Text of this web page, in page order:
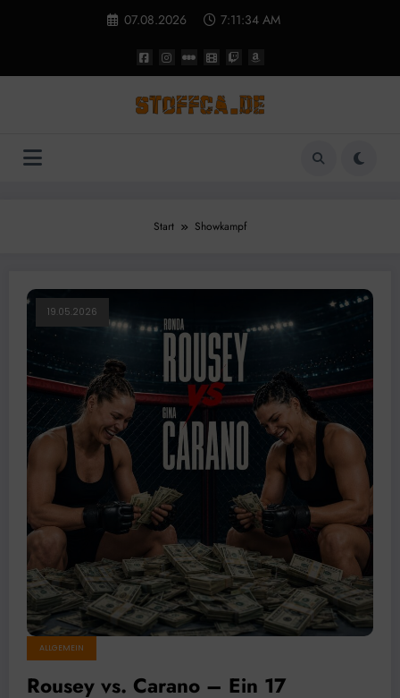
07.08.2026 7:11:35 AM
Start Showkampf
19.05.2026
ALLGEMEIN
Rousey vs. Carano – Ein 17